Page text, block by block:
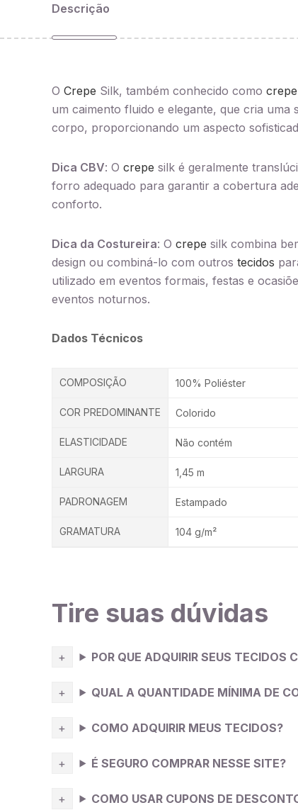
Descrição
O Crepe Silk, também conhecido como crepe
um caimento fluido e elegante, que cria
corpo, proporcionando um aspecto
Dica CBV: O crepe silk é geralmente
forro adequado para garantir a cobertura
conforto.
Dica da Costureira: O crepe silk combina
design ou combiná-lo com outros tecidos
utilizado em eventos formais, festas e
eventos noturnos.
Dados Técnicos
COMPOSIÇÃO 100% Poliéster
COR PREDOMINANTE Colorido
ELASTICIDADE Não contém
LARGURA 1,45 m
PADRONAGEM Estampado
GRAMATURA 104 g/m²
Tire suas dúvidas
POR QUE ADQUIRIR SEUS TECIDOS
QUAL A QUANTIDADE MÍNIMA DE
COMO ADQUIRIR MEUS TECIDOS?
É SEGURO COMPRAR NESSE SITE?
COMO USAR CUPONS DE